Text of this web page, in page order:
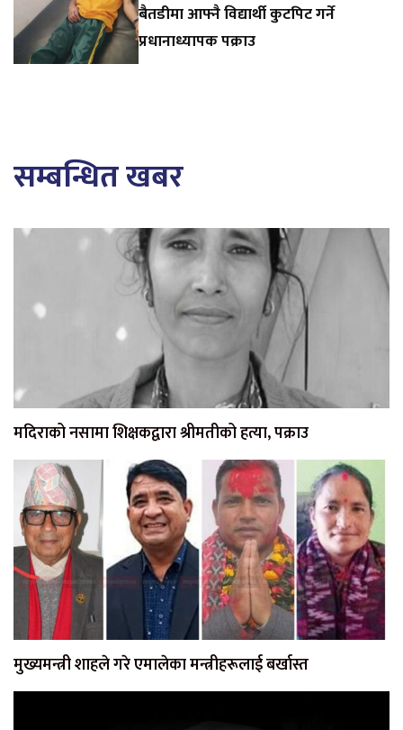
बैतडीमा आफ्नै विद्यार्थी कुटपिट गर्ने
प्रधानाध्यापक पक्राउ
सम्बन्धित खबर
मदिराको नसामा शिक्षकद्वारा श्रीमतीको हत्या, पक्राउ
मुख्यमन्त्री शाहले गरे एमालेका मन्त्रीहरूलाई बर्खास्त